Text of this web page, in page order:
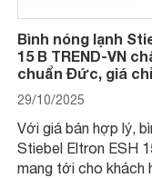
Bình nóng lạnh
15 B TREND-VN
chuẩn Đức, giá
29/10/2025
Với giá bán hợp lý,
Stiebel Eltron ESH
mang tới cho khách